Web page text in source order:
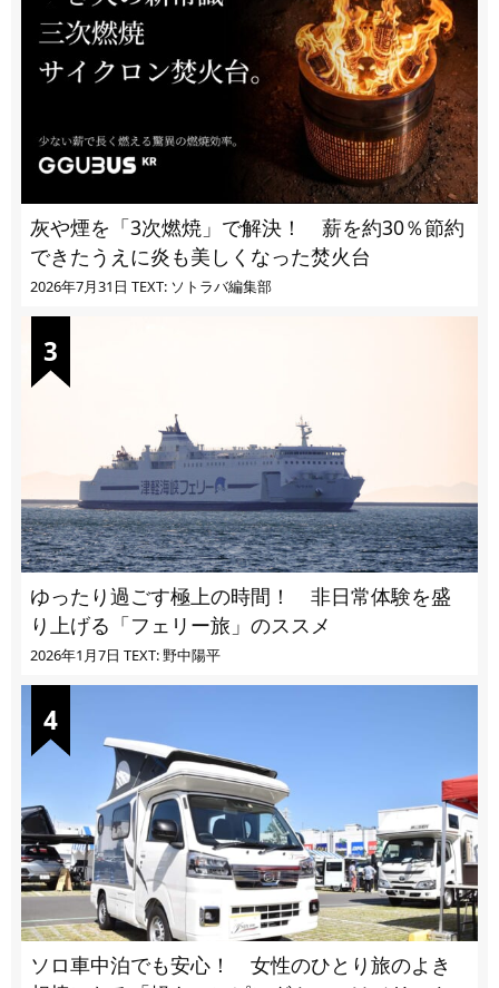
灰や煙を「3次燃焼」で解決！ 薪を約30％節約
できたうえに炎も美しくなった焚火台
2026年7月31日 TEXT: ソトラバ編集部
ゆったり過ごす極上の時間！ 非日常体験を盛
り上げる「フェリー旅」のススメ
2026年1月7日 TEXT: 野中陽平
ソロ車中泊でも安心！ 女性のひとり旅のよき